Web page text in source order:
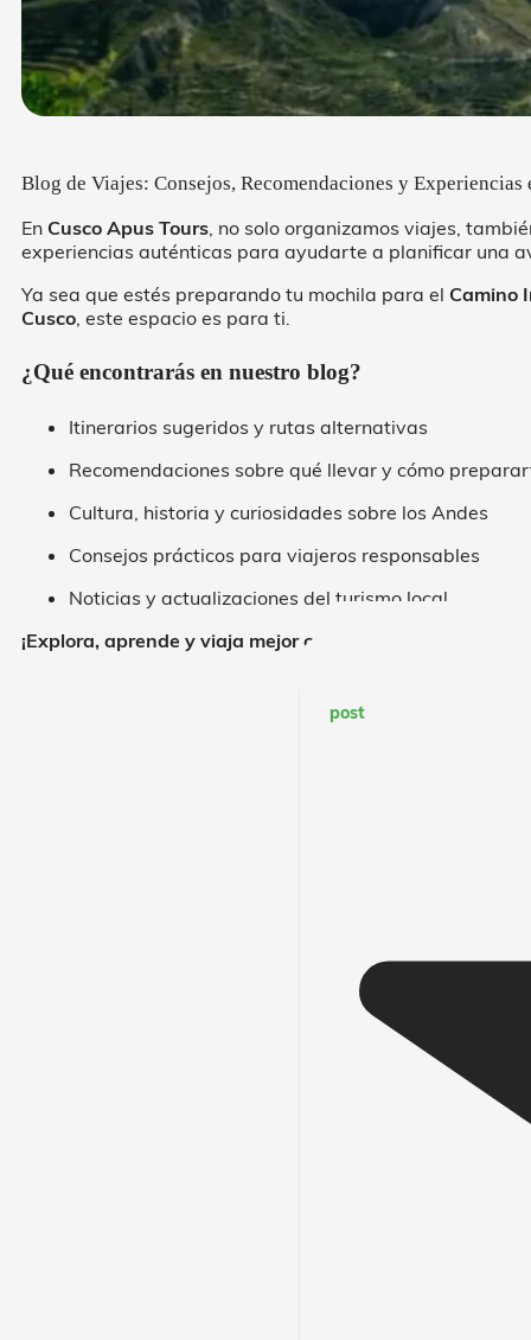
Blog de Viajes: Consejos, Recomendaciones y Experiencias
En Cusco Apus Tours , no solo organizamos viajes,
experiencias auténticas para ayudarte a planificar una
Ya sea que estés preparando tu mochila para el Camino
Cusco , este espacio es para ti.
¿Qué encontrarás en nuestro blog?
Itinerarios sugeridos y rutas alternativas
Recomendaciones sobre qué llevar y cómo
Cultura, historia y curiosidades sobre los Andes
Consejos prácticos para viajeros responsables
Noticias y actualizaciones del turismo local
¡Explora, aprende y viaja mejor con nosotros!
post